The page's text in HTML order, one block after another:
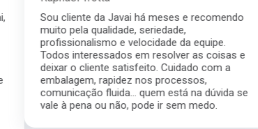
da Javai há meses e recomendo
qualidade, seriedade,
e velocidade da equipe.
em resolver as coisas e
satisfeito. Cuidado com a
rapidez nos processos,
fluida... quem está na dúvida se
ou não, pode ir sem medo.
com